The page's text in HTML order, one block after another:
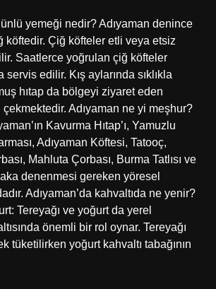
ünlü yemeği nedir? Adıyaman denince
köftedir. Çiğ köfteler etli veya etsiz
Saatlerce yoğrulan çiğ köfteler
edilir. Kış aylarında sıklıkla
hıtap da bölgeyi ziyaret eden
Adıyaman ne yi meşhur?
Kavurma Hıtap’ı, Yamuzlu
Adıyaman Köftesi, Tatooç,
Mahluta Çorbası, Burma Tatlısı ve
denenmesi gereken yöresel
Adıyaman’da kahvaltıda ne yenir?
Tereyağı ve yoğurt da yerel
önemli bir rol oynar. Tereyağı
tüketilirken yoğurt kahvaltı tabağının